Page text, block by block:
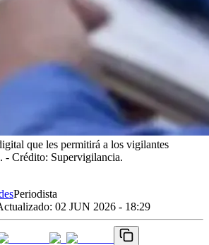
que les permitirá a los vigilantes
- Crédito: Supervigilancia.
Periodista
02 JUN 2026 - 18:29